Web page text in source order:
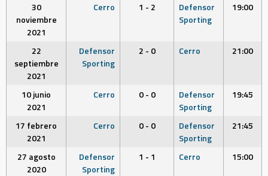
30
noviembre
2021
Cerro 1 - 2
Defensor
Sporting
19:00
22
septiembre
2021
Defensor
Sporting
2 - 0 Cerro 21:00
10 junio
2021
Cerro 0 - 0
Defensor
Sporting
19:45
17 febrero
2021
Cerro 0 - 0
Defensor
Sporting
21:45
27 agosto
2020
Defensor
Sporting
1 - 1 Cerro 15:00